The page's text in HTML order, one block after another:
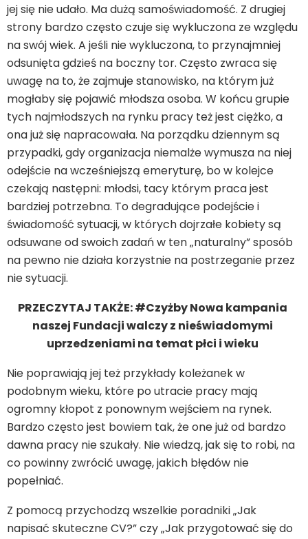
jej się nie udało. Ma dużą samoświadomość. Z drugiej
strony bardzo często czuje się wykluczona ze względu
na swój wiek. A jeśli nie wykluczona, to przynajmniej
odsunięta gdzieś na boczny tor. Często zwraca się
uwagę na to, że zajmuje stanowisko, na którym już
mogłaby się pojawić młodsza osoba. W końcu grupie
tych najmłodszych na rynku pracy też jest ciężko, a
ona już się napracowała. Na porządku dziennym są
przypadki, gdy organizacja niemalże wymusza na niej
odejście na wcześniejszą emeryturę, bo w kolejce
czekają następni: młodsi, tacy którym praca jest
bardziej potrzebna. To degradujące podejście i
świadomość sytuacji, w których dojrzałe kobiety są
odsuwane od swoich zadań w ten „naturalny” sposób
na pewno nie działa korzystnie na postrzeganie przez
nie sytuacji.
PRZECZYTAJ TAKŻE: #Czyżby Nowa kampania
naszej Fundacji walczy z nieświadomymi
uprzedzeniami na temat płci i wieku
Nie poprawiają jej też przykłady koleżanek w
podobnym wieku, które po utracie pracy mają
ogromny kłopot z ponownym wejściem na rynek.
Bardzo często jest bowiem tak, że one już od bardzo
dawna pracy nie szukały. Nie wiedzą, jak się to robi, na
co powinny zwrócić uwagę, jakich błędów nie
popełniać.
Z pomocą przychodzą wszelkie poradniki „Jak
napisać skuteczne CV?” czy „Jak przygotować się do